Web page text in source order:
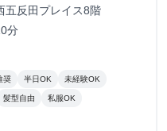
と報酬を得られる環境で
五反田プレイス8階
分
奨 半日OK 未経験OK
髪型自由 私服OK